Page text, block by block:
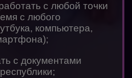
с любой точки
с любого
компьютера,
с документами